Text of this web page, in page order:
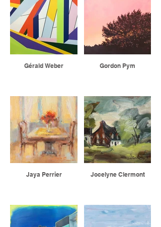
Gérald Weber Gordon Pym
Jaya Perrier Jocelyne Clermont